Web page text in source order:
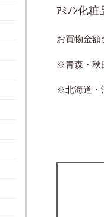
ｱﾐﾉﾝ化粧
お買物金額
※青森・秋
※北海道・